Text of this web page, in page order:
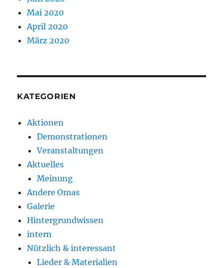
Mai 2020
April 2020
März 2020
KATEGORIEN
Aktionen
Demonstrationen
Veranstaltungen
Aktuelles
Meinung
Andere Omas
Galerie
Hintergrundwissen
intern
Nützlich & interessant
Lieder & Materialien